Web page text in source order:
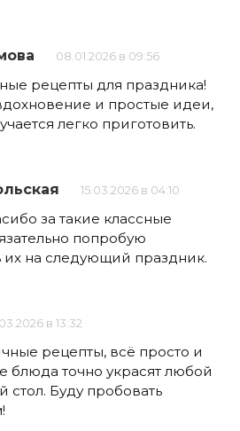
08.01.2026 в 09:56
рецепты для праздника!
и простые идеи,
легко приготовить.
15.03.2026 в 04:10
за такие классные
попробую
их на следующий праздник.
в 13:32
рецепты, всё просто и
блюда точно украсят любой
стол. Буду пробовать